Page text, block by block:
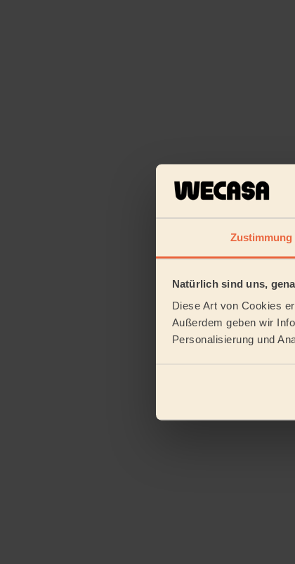
Zustimmung
Natürlich sind uns,
Diese Art von Cookies
Außerdem geben wir
Personalisierung und